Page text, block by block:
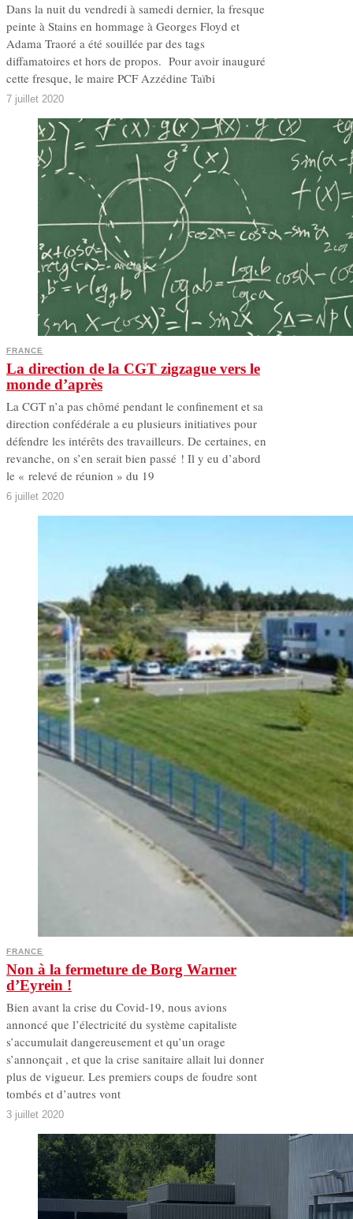
Dans la nuit du vendredi à samedi dernier, la fresque
peinte à Stains en hommage à Georges Floyd et
Adama Traoré a été souillée par des tags
diffamatoires et hors de propos. Pour avoir inauguré
cette fresque, le maire PCF Azzédine Taïbi
7 juillet 2020
FRANCE
La direction de la CGT zigzague vers le
monde d’après
La CGT n’a pas chômé pendant le confinement et sa
direction confédérale a eu plusieurs initiatives pour
défendre les intérêts des travailleurs. De certaines, en
revanche, on s’en serait bien passé ! Il y eu d’abord
le « relevé de réunion » du 19
6 juillet 2020
FRANCE
Non à la fermeture de Borg Warner
d’Eyrein !
Bien avant la crise du Covid-19, nous avions
annoncé que l’électricité du système capitaliste
s’accumulait dangereusement et qu’un orage
s’annonçait , et que la crise sanitaire allait lui donner
plus de vigueur. Les premiers coups de foudre sont
tombés et d’autres vont
3 juillet 2020